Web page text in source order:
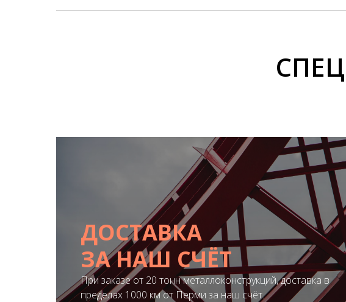
ДОСТАВКА
ЗА НАШ СЧЁТ
При заказе от 20 тонн металлоконструкций, доставка в
пределах 1000 км от Перми за наш счёт.
ПОЛУЧИТЬ ПРЕДЛОЖЕНИЕ